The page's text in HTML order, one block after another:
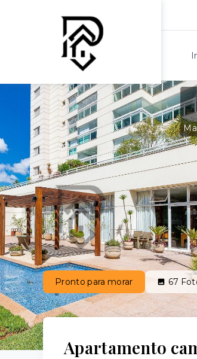
Pronto para morar 67
Apartamento